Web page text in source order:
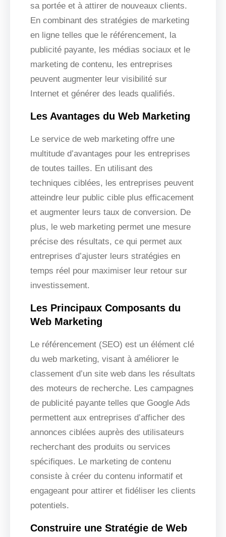
sa portée et à attirer de nouveaux clients.
En combinant des stratégies de marketing
en ligne telles que le référencement, la
publicité payante, les médias sociaux et le
marketing de contenu, les entreprises
peuvent augmenter leur visibilité sur
Internet et générer des leads qualifiés.
Les Avantages du Web Marketing
Le service de web marketing offre une
multitude d’avantages pour les entreprises
de toutes tailles. En utilisant des
techniques ciblées, les entreprises peuvent
atteindre leur public cible plus efficacement
et augmenter leurs taux de conversion. De
plus, le web marketing permet une mesure
précise des résultats, ce qui permet aux
entreprises d’ajuster leurs stratégies en
temps réel pour maximiser leur retour sur
investissement.
Les Principaux Composants du
Web Marketing
Le référencement (SEO) est un élément clé
du web marketing, visant à améliorer le
classement d’un site web dans les résultats
des moteurs de recherche. Les campagnes
de publicité payante telles que Google Ads
permettent aux entreprises d’afficher des
annonces ciblées auprès des utilisateurs
recherchant des produits ou services
spécifiques. Le marketing de contenu
consiste à créer du contenu informatif et
engageant pour attirer et fidéliser les clients
potentiels.
Construire une Stratégie de Web